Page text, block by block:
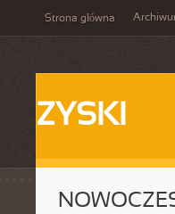
Strona główna
ZYSKI